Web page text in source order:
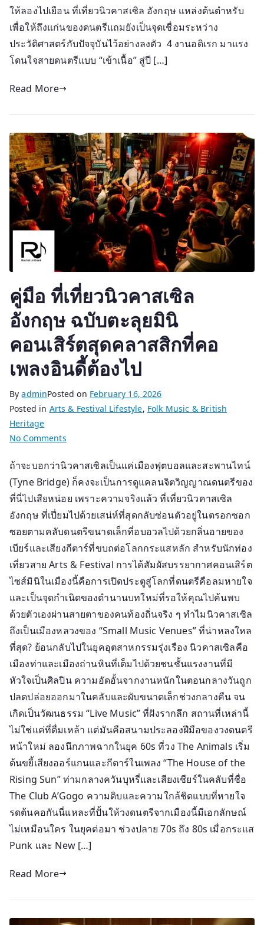
ให้ลองไปเยือน ที่เที่ยวนิวคาสเซิล อังกฤษ แหล่งต้นตำหรับ
เพื่อให้ถึงแก่นของดนตรีแถมยังเป็นจุดเชื่อมระหว่าง
ประวัติศาสตร์กับปัจจุบันไว้อย่างลงตัว 4 งานอดิเรก มาแรง
โดนใจสายดนตรีแบบ “เข้าเนื้อ” สู่ปี […]
Read More
คู่มือ ที่เที่ยวนิวคาสเซิล
อังกฤษ ฉบับตะลุยมินิ
คอนเสิร์ตสุดคลาสสิกที่คอ
เพลงอินดี้ต้องไป
ByadminPosted on February 16, 2026
Posted in Arts & Festival Lifestyle, Folk Music & British
Heritage
No Commentson
ที่
เที่ยว
นิว
คาส
อังกฤษ
ฉบับ
ตะลุย
มิ
นิ
คอนเสิร์ต
สุด
คลาส
สิ
คอ
เพลง
อิน
ดี้
ต้อง
ไป
ถ้าจะบอกว่านิวคาสเซิลเป็นแค่เมืองฟุตบอลและสะพานไทน์
(Tyne Bridge) ก็คงจะเป็นการดูแคลนจิตวิญญาณดนตรีของ
ที่นี่ไปเสียหน่อย เพราะความจริงแล้ว ที่เที่ยวนิวคาสเซิล
อังกฤษ ที่เปี่ยมไปด้วยเสน่ห์ที่สุดกลับซ่อนตัวอยู่ในตรอกซอก
ซอยตามคลับดนตรีขนาดเล็กที่อบอวลไปด้วยกลิ่นอายของ
เบียร์และเสียงกีตาร์ที่ขบถต่อโลกกระแสหลัก สำหรับนักท่อง
เที่ยวสาย Arts & Festival การได้สัมผัสบรรยากาศคอนเสิร์ต
ไซส์มินิในเมืองนี้คือการเปิดประตูสู่โลกที่ดนตรีคือลมหายใจ
และเป็นจุดกำเนิดของตำนานบทใหม่ที่รอให้คุณไปค้นพบ
ด้วยตัวเองผ่านสายตาของคนท้องถิ่นจริง ๆ ทำไมนิวคาสเซิล
ถึงเป็นเมืองหลวงของ “Small Music Venues” ที่น่าหลงใหล
ที่สุด? ย้อนกลับไปในยุคอุตสาหกรรมรุ่งเรือง นิวคาสเซิลคือ
เมืองท่าและเมืองถ่านหินที่เต็มไปด้วยชนชั้นแรงงานที่มี
หัวใจเป็นศิลปิน ความอัดอั้นจากงานหนักในตอนกลางวันถูก
ปลดปล่อยออกมาในคลับและผับขนาดเล็กช่วงกลางคืน จน
เกิดเป็นวัฒนธรรม “Live Music” ที่ฝังรากลึก สถานที่เหล่านี้
ไม่ใช่แค่ที่ดื่มเหล้า แต่มันคือสนามประลองฝีมือของวงดนตรี
หน้าใหม่ ลองนึกภาพฉากในยุค 60s ที่วง The Animals เริ่ม
ต้นขยี้เสียงออร์แกนและกีตาร์ในเพลง “The House of the
Rising Sun” ท่ามกลางควันบุหรี่และเสียงเชียร์ในคลับที่ชื่อ
The Club A’Gogo ความดิบและความใกล้ชิดแบบที่หายใจ
รดต้นคอกันนี่แหละที่ปั้นให้วงดนตรีจากเมืองนี้มีเอกลักษณ์
ไม่เหมือนใคร ในยุคต่อมา ช่วงปลาย 70s ถึง 80s เมื่อกระแส
Punk และ New […]
Read More